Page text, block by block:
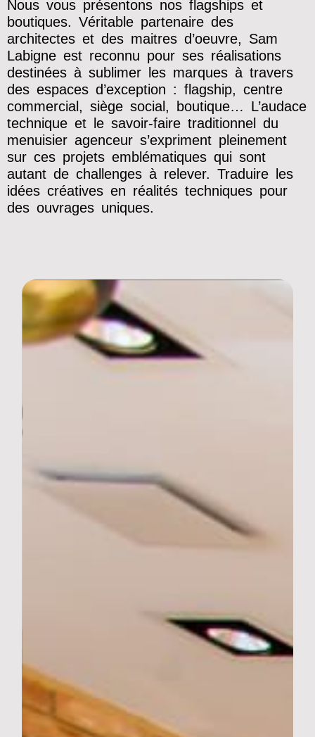
Nous vous présentons nos flagships et
boutiques. Véritable partenaire des
architectes et des maitres d’oeuvre, Sam
Labigne est reconnu pour ses réalisations
destinées à sublimer les marques à travers
des espaces d’exception : flagship, centre
commercial, siège social, boutique… L’audace
technique et le savoir-faire traditionnel du
menuisier agenceur s’expriment pleinement
sur ces projets emblématiques qui sont
autant de challenges à relever. Traduire les
idées créatives en réalités techniques pour
des ouvrages uniques.